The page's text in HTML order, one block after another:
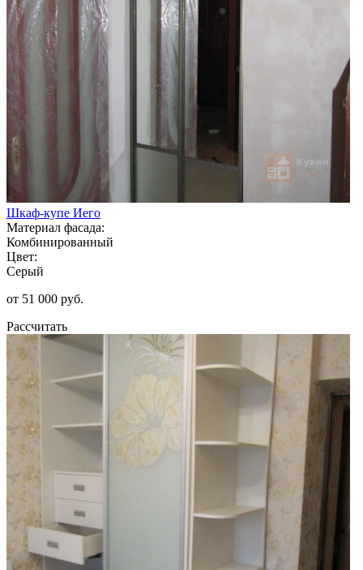
Шкаф-купе Иего
Материал фасада:
Комбинированный
Цвет:
Серый
от 51 000 руб.
Рассчитать